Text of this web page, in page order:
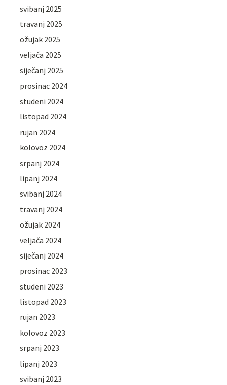
svibanj 2025
travanj 2025
ožujak 2025
veljača 2025
siječanj 2025
prosinac 2024
studeni 2024
listopad 2024
rujan 2024
kolovoz 2024
srpanj 2024
lipanj 2024
svibanj 2024
travanj 2024
ožujak 2024
veljača 2024
siječanj 2024
prosinac 2023
studeni 2023
listopad 2023
rujan 2023
kolovoz 2023
srpanj 2023
lipanj 2023
svibanj 2023